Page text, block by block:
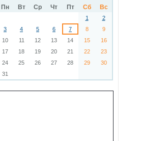
Пн Вт Ср Чт Пт Сб Вс
1
2
3
4 5 6 7 8
9
10
11 12 13 14 15
16
17
18 19 20 21 22
23
24
25 26 27 28 29
30
31